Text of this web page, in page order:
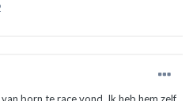
born te race vond. Ik heb hem zelf